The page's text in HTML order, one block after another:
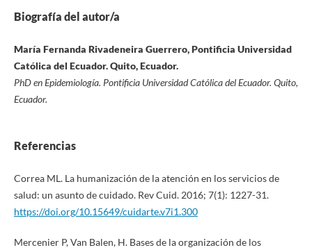
Biografía del autor/a
María Fernanda Rivadeneira Guerrero, Pontificia Universidad
Católica del Ecuador. Quito, Ecuador.
PhD en Epidemiología. Pontificia Universidad Católica del Ecuador. Quito,
Ecuador.
Referencias
Correa ML. La humanización de la atención en los servicios de
salud: un asunto de cuidado. Rev Cuid. 2016; 7(1): 1227-31.
https://doi.org/10.15649/cuidarte.v7i1.300
Mercenier P, Van Balen, H. Bases de la organización de los